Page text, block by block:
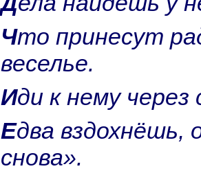
Что принесут paдость и
веселье.
Иди к нему
Едва вздохнёшь, отпpaвляйся
снова».